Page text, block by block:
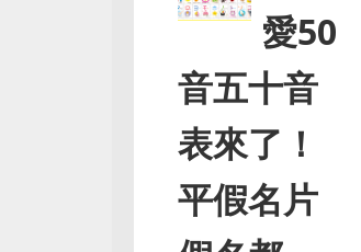
愛50
音五十音
表來了！
平假名片